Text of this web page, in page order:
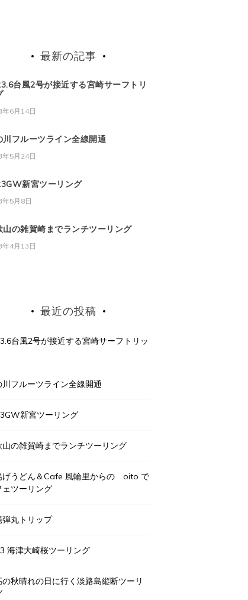
最新の記事
台風2号が接近する宮崎サーフトリ
年6月14日
川フルーツライン全線開通
年5月24日
新宮ツーリング
年5月8日
山の雑賀崎までランチツーリング
年4月13日
最近の投稿
台風2号が接近する宮崎サーフトリッ
川フルーツライン全線開通
新宮ツーリング
山の雑賀崎までランチツーリング
げうどん＆Cafe 風輪里からの oito で
ェツーリング
弾丸トリップ
海津大崎桜ツーリング
の秋晴れの日に行く淡路島縦断ツーリ